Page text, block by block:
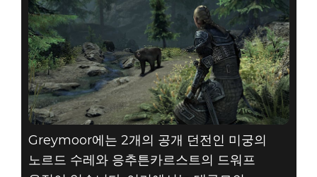
Greymoor에는 2개의 공개 던전인 미궁의
노르드 수레와 응추튼카르스트의 드워프